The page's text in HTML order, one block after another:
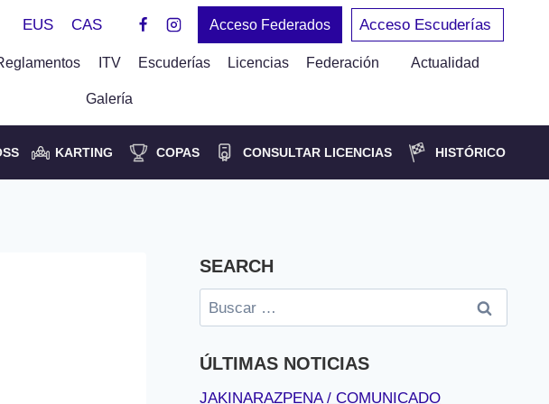
EUS CAS Acceso Federados Acceso Escuderías
ITV Escuderías Licencias Federación Actualidad
Galería
KARTING COPAS CONSULTAR LICENCIAS HISTÓRICO
SEARCH
Buscar:
ÚLTIMAS NOTICIAS
JAKINARAZPENA / COMUNICADO